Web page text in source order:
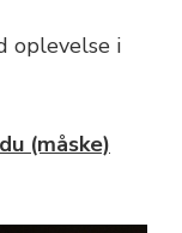
oplevelse i
(måske)